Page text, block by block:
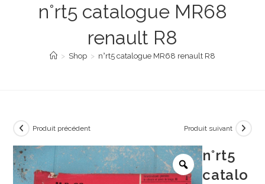
n°rt5 catalogue MR68
renault R8
> Shop > n°rt5 catalogue MR68 renault R8
Produit précédent Produit suivant
n°rt5
catalo